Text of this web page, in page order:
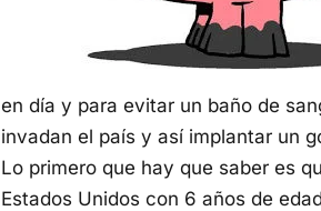
en día y para evitar un baño de
invadan el país y así implantar un
Lo primero que hay que saber es
Estados Unidos con 6 años de